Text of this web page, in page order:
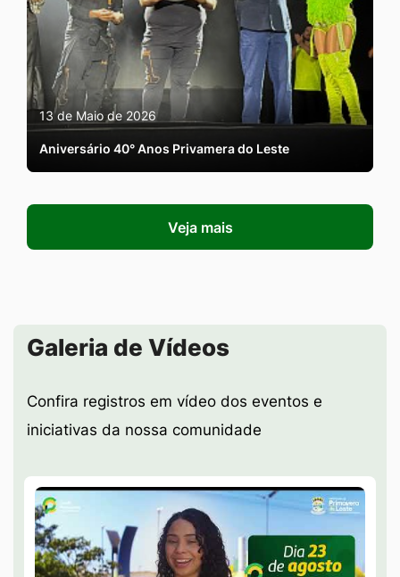
13 de Maio de 2026
Aniversário 40° Anos Privamera do Leste
Veja mais
Seção Galeria de Vídeos
Galeria de Vídeos
Confira registros em vídeo dos eventos e
iniciativas da nossa comunidade